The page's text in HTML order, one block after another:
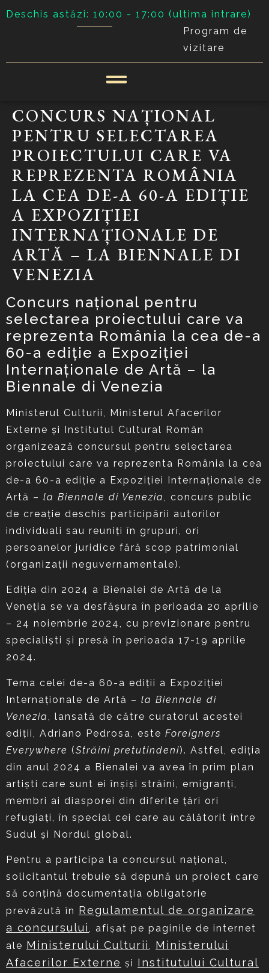
Deschis astăzi: 10:00 - 17:00 (ultima intrare)
Program de
vizitare
CONCURS NAȚIONAL
PENTRU SELECTAREA
PROIECTULUI CARE VA
REPREZENTA ROMÂNIA
LA CEA DE-A 60-A EDIȚIE
A EXPOZIȚIEI
INTERNAȚIONALE DE
ARTĂ – LA BIENNALE DI
VENEZIA
Concurs național pentru
selectarea proiectului care va
reprezenta România la cea de-a
60-a ediție a Expoziției
Internaționale de Artă – la
Biennale di Venezia
Ministerul Culturii, Ministerul Afacerilor
Externe și Institutul Cultural Român
organizează concursul pentru selectarea
proiectului care va reprezenta România la cea
de-a 60-a ediție a Expoziției Internaționale de
Artă – la Biennale di Venezia, concurs public
de creație deschis participării autorilor
individuali sau reuniți în grupuri, ori
persoanelor juridice fără scop patrimonial
(organizaţii neguvernamentale).
Ediția din 2024 a Bienalei de Artă de la
Veneția se va desfășura în perioada 20 aprilie
– 24 noiembrie 2024, cu previzionare pentru
specialiști și presă în perioada 17-19 aprilie
2024.
Tema celei de-a 60-a ediţii a Expoziţiei
Internaţionale de Artă – la Biennale di
Venezia
, lansată de către curatorul acestei
ediții, Adriano Pedrosa, este Foreigners
Everywhere (Străini pretutindeni). Astfel, ediția
din anul 2024 a Bienalei va avea în prim plan
artiști care sunt ei înșiși străini, emigranți,
membri ai diasporei din diferite țări ori
refugiați, în special cei care au călătorit între
Sudul și Nordul global.
Pentru a participa la concursul naţional,
solicitantul trebuie să depună un proiect care
să conțină documentația obligatorie
prevăzută în Regulamentul de organizare
a concursului, afișat pe paginile de internet
ale Ministerului Culturii, Ministerului
Afacerilor Externe și Institutului Cultural